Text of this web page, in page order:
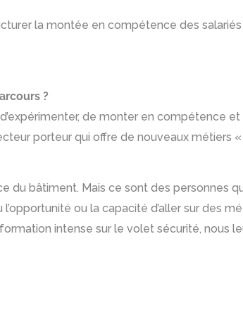
la montée en compétence des
?
de monter en compétence
porteur qui offre de nouveaux métiers
du bâtiment. Mais ce sont des personnes
ou la capacité d’aller sur des
intense sur le volet sécurité, nous